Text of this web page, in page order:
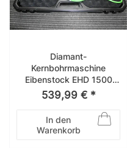
Diamant-
Kernbohrmaschine
Eibenstock EHD 1500
EHD1500 Nachfolger der
EHD 1300
539,99 € *
In den
Warenkorb